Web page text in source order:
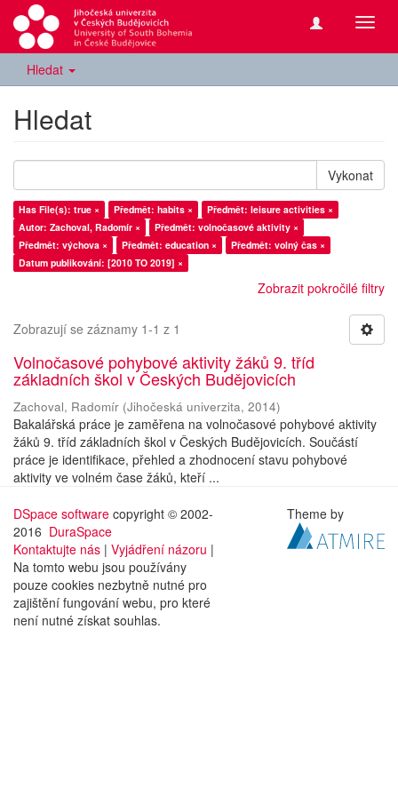
Hledat
Hledat
Vykonat
Has File(s): true × Předmět: habits ×
Předmět: leisure activities ×
Autor: Zachoval, Radomír ×
Předmět: volnočasové aktivity ×
Předmět: výchova ×
Předmět: education ×
Předmět: volný čas ×
Datum publikování: [2010 TO 2019] ×
Zobrazit pokročilé filtry
Zobrazují se záznamy 1-1 z 1
Volnočasové pohybové aktivity žáků 9. tříd
základních škol v Českých Budějovicích
Zachoval, Radomír (Jihočeská univerzita, 2014)
Bakalářská práce je zaměřena na volnočasové pohybové aktivity
žáků 9. tříd základních škol v Českých Budějovicích. Součástí
práce je identifikace, přehled a zhodnocení stavu pohybové
aktivity ve volném čase žáků, kteří ...
DSpace software copyright © 2002-
2016 DuraSpace
Kontaktujte nás | Vyjádření názoru |
Na tomto webu jsou používány
pouze cookies nezbytně nutné pro
zajištění fungování webu, pro které
není nutné získat souhlas.
Theme by